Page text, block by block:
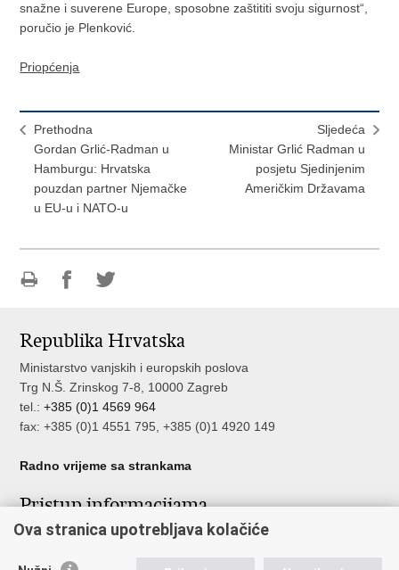
snažne i suverene Europe, sposobne zaštititi svoju sigurnost“,
poručio je Plenković.
Priopćenja
Prethodna
Gordan Grlić-Radman u
Hamburgu: Hrvatska
pouzdan partner Njemačke
u EU-u i NATO-u
Sljedeća
Ministar Grlić Radman u
posjetu Sjedinjenim
Američkim Državama
Facebooku
Twitteru
Republika Hrvatska
Ministarstvo vanjskih i europskih poslova
Trg N.Š. Zrinskog 7-8, 10000 Zagreb
tel.:+385 (0)1 4569 964
fax: +385 (0)1 4551 795, +385 (0)1 4920 149
Radno vrijeme sa strankama
Pristup informacijama
Pristup informacijama
Ova stranica upotrebljava kolačiće